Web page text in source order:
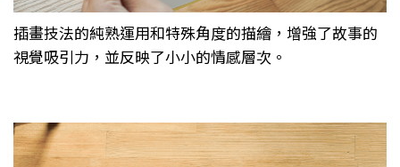
插畫技法的純熟運用和特殊角度的描繪，增強了故事的
視覺吸引力，並反映了小小的情感層次。